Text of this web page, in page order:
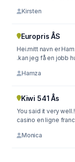
Kirsten
Europris ÅS
Hei.mitt navn er
.kan jeg få en jobb
Hamza
Kiwi 541 Ås
You said it very
casino en ligne
Monica